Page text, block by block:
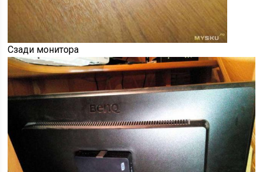
Сзади монитора